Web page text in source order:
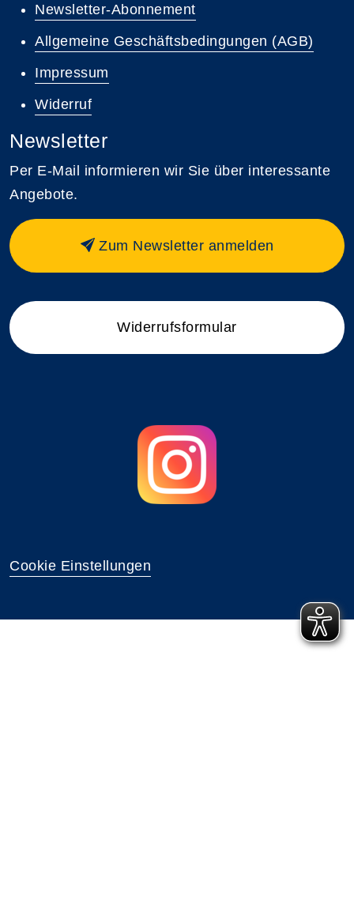
Newsletter-Abonnement
Allgemeine Geschäftsbedingungen (AGB)
Impressum
Widerruf
Newsletter
Per E-Mail informieren wir Sie über interessante
Angebote.
Zum Newsletter anmelden
Widerrufsformular
Cookie Einstellungen